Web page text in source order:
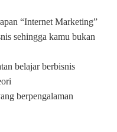
“Internet Marketing”
sehingga kamu bukan
belajar berbisnis
berpengalaman